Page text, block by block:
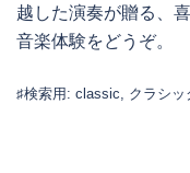
越した演奏が贈る、
音楽体験をどうぞ。
♯検索用: classic, クラシッ